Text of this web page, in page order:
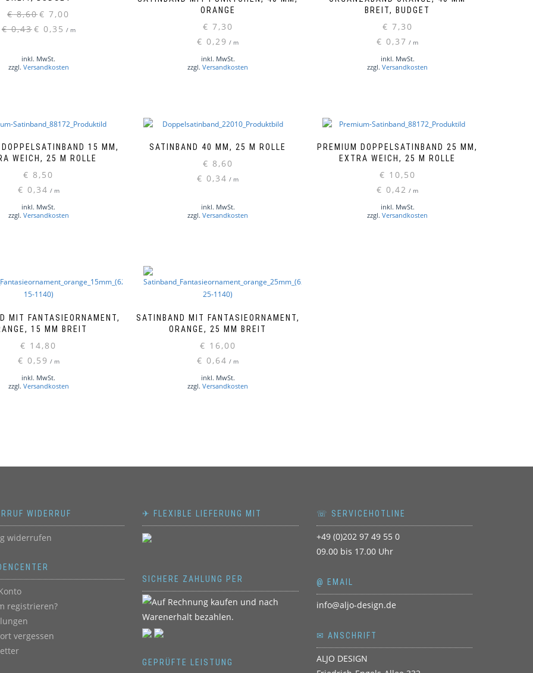
€8,60Ursprünglicher
Preis
€ 7,00
€0,43€ 0,35 / m
inkl. MwSt.
zzgl. Versandkosten
ORANGE
€ 7,30
€ 0,29 / m
inkl. MwSt.
zzgl.Versandkosten
BREIT, BUDGET
€ 7,30
€ 0,37 / m
inkl. MwSt.
zzgl.Versandkosten
DOPPELSATINBAND 15 MM,
WEICH, 25 M ROLLE
€ 8,50
€ 0,34 / m
inkl. MwSt.
zzgl. Versandkosten
SATINBAND 40 MM, 25 M ROLLE
€ 8,60
€ 0,34 / m
inkl. MwSt.
zzgl.Versandkosten
Optionen
können
Produktseite
PREMIUM DOPPELSATINBAND 25 MM,
EXTRA WEICH, 25 M ROLLE
€ 10,50
€ 0,42 / m
inkl. MwSt.
zzgl.Versandkosten
MIT FANTASIEORNAMENT,
15 MM BREIT
€ 14,80
€ 0,59 / m
inkl. MwSt.
zzgl. Versandkosten
SATINBAND MIT FANTASIEORNAMENT,
ORANGE, 25 MM BREIT
€ 16,00
€ 0,64 / m
inkl. MwSt.
zzgl.Versandkosten
WIDERRUF
widerrufen
registrieren?
vergessen
✈ FLEXIBLE LIEFERUNG MIT
SICHERE ZAHLUNG PER
GEPRÜFTE LEISTUNG
☏ SERVICEHOTLINE
+49 (0)202 97 49 55 0
09.00 bis 17.00 Uhr
@ EMAIL
info@aljo-design.de
✉ ANSCHRIFT
ALJO DESIGN